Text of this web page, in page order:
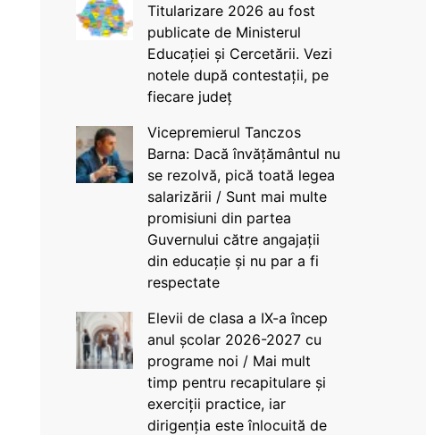
Titularizare 2026 au fost
publicate de Ministerul
Educației și Cercetării. Vezi
notele după contestații, pe
fiecare județ
Vicepremierul Tanczos
Barna: Dacă învățământul nu
se rezolvă, pică toată legea
salarizării / Sunt mai multe
promisiuni din partea
Guvernului către angajații
din educație și nu par a fi
respectate
Elevii de clasa a IX-a încep
anul școlar 2026-2027 cu
programe noi / Mai mult
timp pentru recapitulare și
exerciții practice, iar
dirigenția este înlocuită de